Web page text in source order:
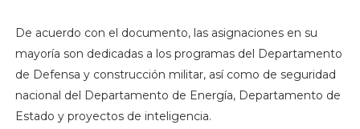
De acuerdo con el documento, las asignaciones en su
mayoría son dedicadas a los programas del Departamento
de Defensa y construcción militar, así como de seguridad
nacional del Departamento de Energía, Departamento de
Estado y proyectos de inteligencia.